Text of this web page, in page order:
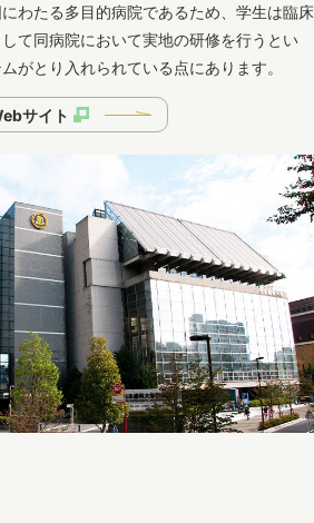
わたる多目的病院であるため、学生は臨床
て同病院において実地の研修を行うとい
がとり入れられている点にあります。
サイト